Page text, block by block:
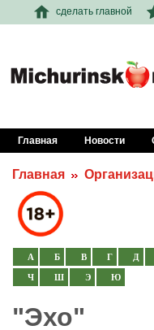
сделать главной
Главная Новости
Главная
А Б В Г Д
Ч Ш Э Ю
"Эхо"